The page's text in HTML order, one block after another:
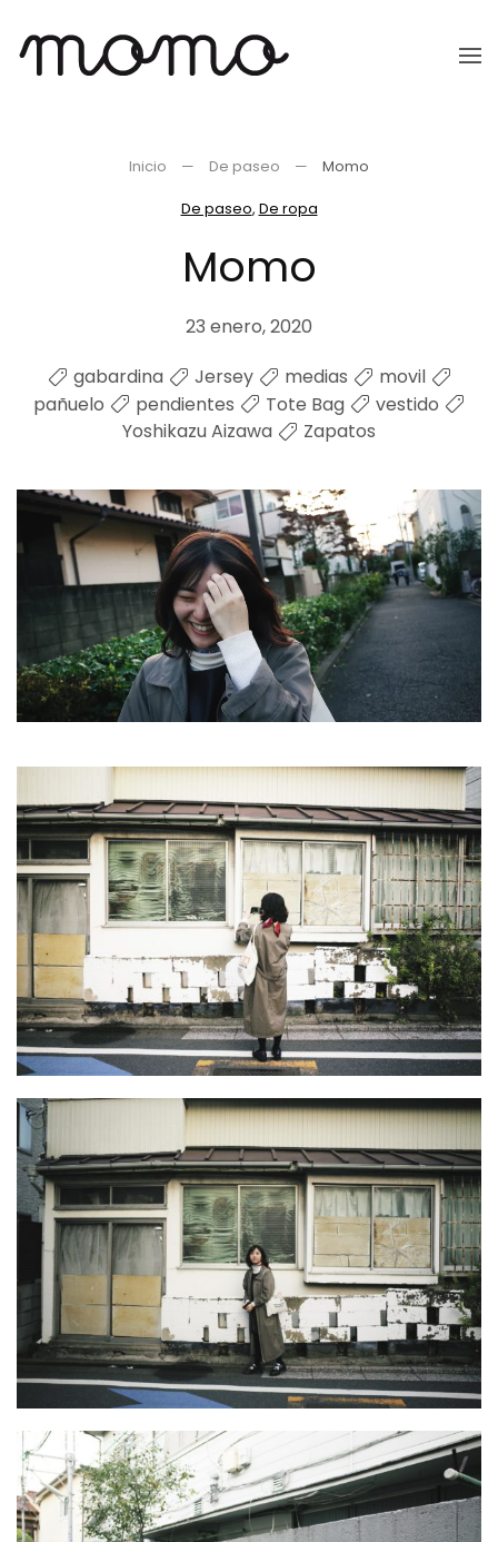
Ir
Inicio De paseo
Momo
De paseo, De ropa
Momo
23 enero, 2020
gabardina
Jersey medias
movil
pañuelo
pendientes Tote Bag
vestido
Yoshikazu Aizawa
Zapatos